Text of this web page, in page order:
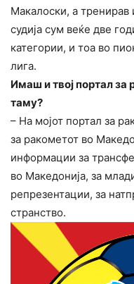
Макалоски, а
судија сум веќе две
категории, и тоа во
лига.
Имаш и твој портал за
таму?
– На мојот портал за
за ракометот во
информации за
во Македонија, за
репрезентации, за
странство.